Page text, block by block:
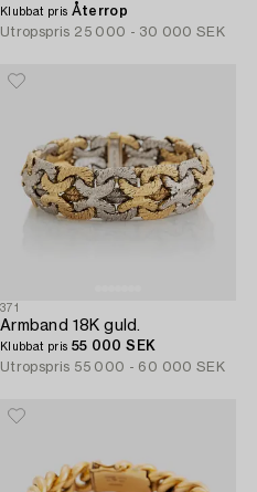
Klubbat pris Återrop
Utropspris 25 000 - 30 000 SEK
371
Armband 18K guld.
Klubbat pris 55 000 SEK
Utropspris 55 000 - 60 000 SEK